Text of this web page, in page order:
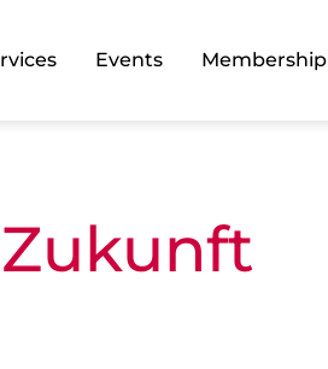
Events Membership